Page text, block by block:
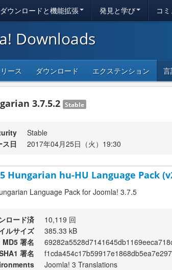
ダウンロードと機能拡張 発見と学び コ
Downloads
ース ダウンロード エクステンション 言
3.7.5.2 Stable
Stable
ス日
2017年04月25日（火）19:30
Hungarian hu-HU Language Pack
Language Pack for Joomla! 3.7.5
ロード済
10,119 回
ルサイズ
385.33 kB
MD5 署名
署名
Joomla! 3 Translations